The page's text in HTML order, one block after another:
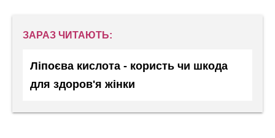
ЗАРАЗ ЧИТАЮТЬ:
Ліпоєва кислота - користь чи шкода
для здоров'я жінки